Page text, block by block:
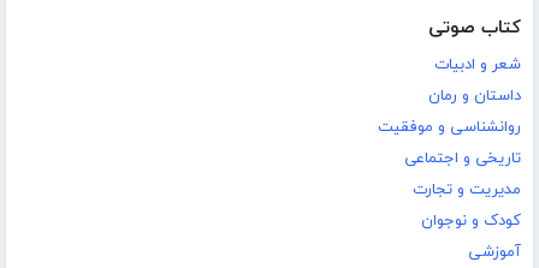
کتاب صوتی
شعر و ادبیات
داستان و رمان
روانشناسی و موفقیت
تاریخی و اجتماعی
مدیریت و تجارت
کودک و نوجوان
آموزشی